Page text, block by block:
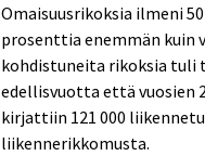
Omaisuusrikoksia ilmeni
prosenttia enemmän kuin
kohdistuneita rikoksia tuli
edellisvuotta että vuosien
kirjattiin 121 000
liikennerikkomusta.